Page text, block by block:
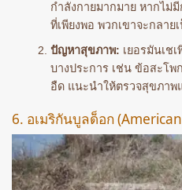
กำลังกายมากมาย หากไม่
ที่เพียงพอ พวกเขาจะกลาย
ปัญหาสุขภาพ: เยอรมันเช
บางประการ เช่น ข้อสะโ
อืด แนะนำให้ตรวจสุขภาพ
6. อเมริกันบูลด็อก